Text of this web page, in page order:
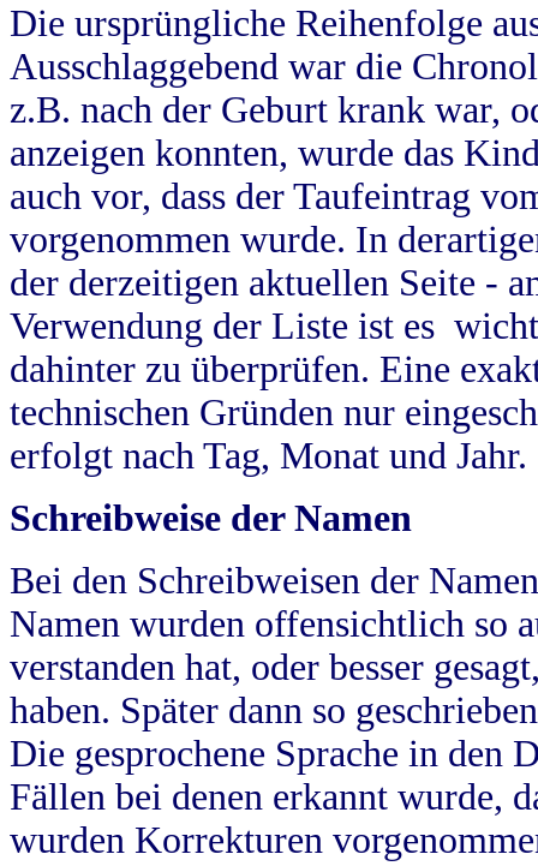
Die ursprüngliche Reihenfolge
Ausschlaggebend war die
z.B. nach der Geburt krank war,
anzeigen konnten, wurde das
auch vor, dass der Taufeintrag
vorgenommen wurde. In
der derzeitigen aktuellen Seite -
Verwendung der Liste ist es
dahinter zu überprüfen. Eine
technischen Gründen nur
erfolgt nach Tag, Monat und Jahr.
Schreibweise der Namen
Bei den Schreibweisen der
Namen wurden offensichtlich so
verstanden hat, oder besser
haben. Später dann so
Die gesprochene Sprache in
Fällen bei denen erkannt wurde,
wurden Korrekturen